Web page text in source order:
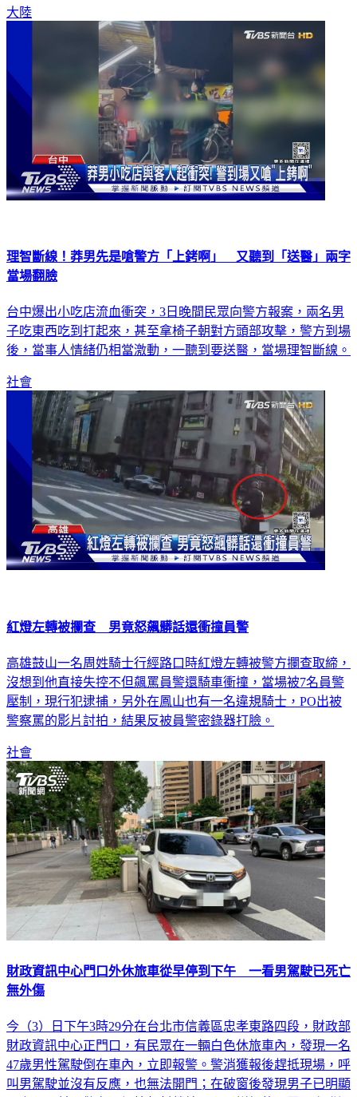
大陸
理智斷線！莽男先是嗆警方「上銬啊」 又聽到「送醫」兩字
當場翻臉
台中爆出小吃店流血衝突，3日晚間民眾向警方報案，兩名男
子吃東西吃到打起來，甚至拿椅子朝對方頭部攻擊，警方到場
後，當事人情緒仍相當激動，一聽到要送醫，當場理智斷線。
社會
紅燈左轉被攔查 男竟怒飆髒話還衝撞員警
高雄鼓山一名周姓騎士行經路口時紅燈左轉被警方攔查取締，
沒想到他直接失控不但飆罵員警還騎車衝撞，當場被7名員警
壓制，現行犯逮捕，另外在鳳山也有一名違規騎士，PO出被
警察罵的影片討拍，結果反被員警密錄器打臉。
社會
財政資訊中心門口外休旅車從早停到下午 一看男駕駛已死亡
無外傷
今（3）日下午3時29分在台北市信義區忠孝東路四段，財政部
財政資訊中心正門口，有民眾在一輛白色休旅車內，發現一名
47歲男性駕駛倒在車內，立即報警。警消獲報後趕抵現場，呼
叫男駕駛並沒有反應，也無法開門；在破窗後發現男子已明顯